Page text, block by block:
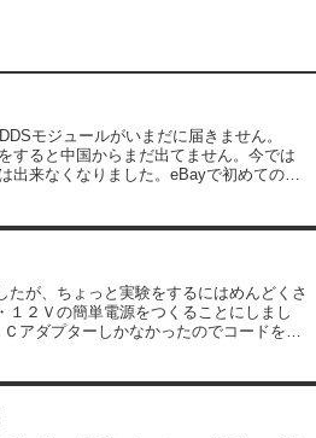
モジュールがいまだに届きません。
すると中国からまだ出てません。今では
出来なくなりました。eBayで初めてのこ
たが、ちょっと実験をするにはめんどくさ
１２Ｖの簡単電源をつくることにしまし
アダプターしかなかったのでコードを切